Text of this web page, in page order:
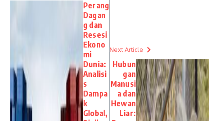
Perang
Dagan
g dan
Resesi
Ekono
mi
Dunia:
Analisi
s
Dampa
k
Global,
Next Article
Hubun
gan
Manusi
a dan
Hewan
Liar: